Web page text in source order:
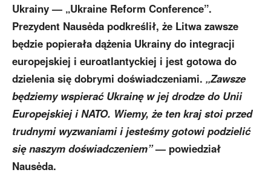
Ukrainy — „Ukraine Reform Conference”.
Prezydent Nausėda podkreślił, że Litwa zawsze
będzie popierała dążenia Ukrainy do integracji
europejskiej i euroatlantyckiej i jest gotowa do
dzielenia się dobrymi doświadczeniami. „Zawsze
będziemy wspierać Ukrainę w jej drodze do Unii
Europejskiej i NATO. Wiemy, że ten kraj stoi przed
trudnymi wyzwaniami i jesteśmy gotowi podzielić
się naszym doświadczeniem”— powiedział
Nausėda.